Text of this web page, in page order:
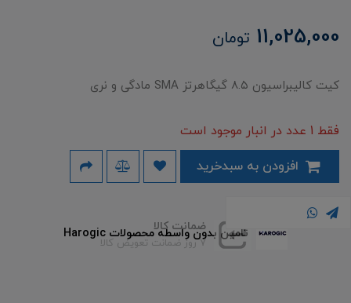
11,025,000 تومان
کیت کالیبراسیون ۸.۵ گیگاهرتز SMA مادگی و نری
فقط 1 عدد در انبار موجود است
ضمانت کالا
۷ روز ضمانت تعویض کالا
تامین بدون واسطه محصولات Harogic